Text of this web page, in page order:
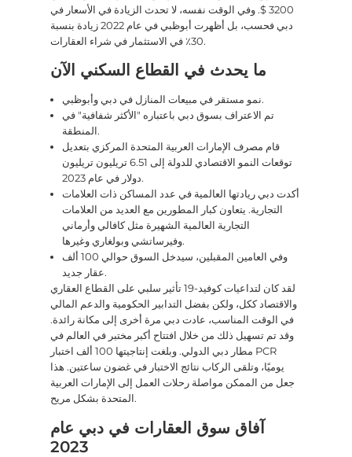
3200 $. وفي الوقت نفسه، لا تحدث الزيادة في الأسعار في
دبي فحسب، بل أظهرت أبوظبي في عام 2022 زيادة بنسبة
30٪ في الاستثمار في شراء العقارات.
ما يحدث في القطاع السكني الآن
نمو مستقر في مبيعات المنازل في دبي وأبوظبي.
تم الاعتراف بسوق دبي باعتباره "الأكثر شفافية" في
المنطقة.
قام مصرف الإمارات العربية المتحدة المركزي بتعديل
توقعات النمو الاقتصادي للدولة إلى 6.51 تريليون تريليون
دولار في عام 2023.
أكدت دبي ريادتها العالمية في عدد المساكن ذات العلامات
التجارية. يتعاون كبار المطورين مع العديد من العلامات
التجارية العالمية الشهيرة مثل كافالي وأرماني
وفيرساتشي وبولغاري وغيرها.
وفي العامين المقبلين، سيدخل السوق حوالي 100 ألف
عقار جديد.
لقد كان لتداعيات كوفيد-19 تأثير سلبي على القطاع العقاري
والاقتصاد ككل، ولكن بفضل التدابير الحكومية والدعم المالي
في الوقت المناسب، عادت دبي مرة أخرى إلى مكانة رائدة.
وقد تم تسهيل ذلك من خلال افتتاح أكبر مختبر في العالم في
مطار دبي الدولي. وبلغت إنتاجيتها 100 ألف اختبار PCR
يوميًا، وتلقى الركاب نتائج الاختبار في غضون ساعتين. هذا
جعل من الممكن مواصلة رحلات العمل إلى الإمارات العربية
المتحدة بشكل مريح.
آفاق سوق العقارات في دبي عام
2023